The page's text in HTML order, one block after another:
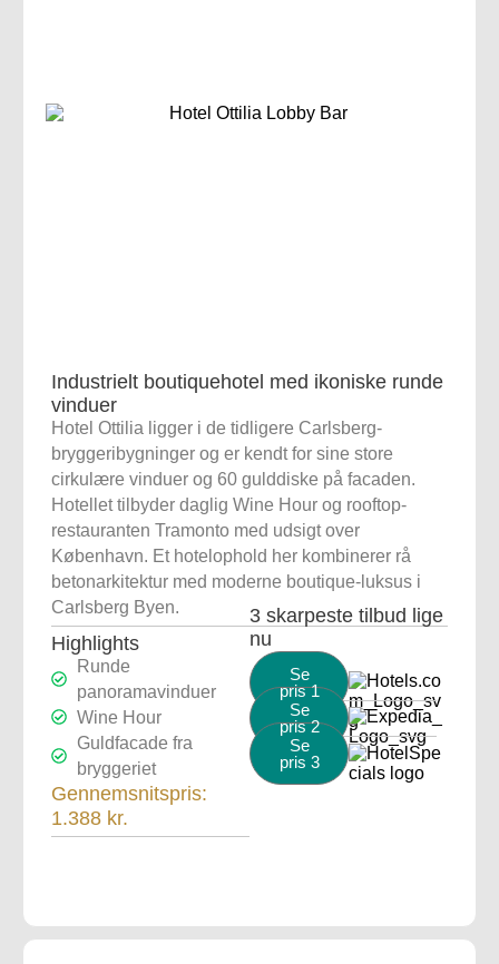
Industrielt boutiquehotel med ikoniske runde
vinduer
Hotel Ottilia ligger i de tidligere Carlsberg-
bryggeribygninger og er kendt for sine store
cirkulære vinduer og 60 gulddiske på facaden.
Hotellet tilbyder daglig Wine Hour og rooftop-
restauranten Tramonto med udsigt over
København. Et hotelophold her kombinerer rå
betonarkitektur med moderne boutique-luksus i
Carlsberg Byen.
Highlights
Runde
panoramavinduer
Wine Hour
Guldfacade fra
bryggeriet
Gennemsnitspris:
1.388 kr.
3 skarpeste tilbud lige
nu
Se
pris 1
Se
pris 2
Se
pris 3